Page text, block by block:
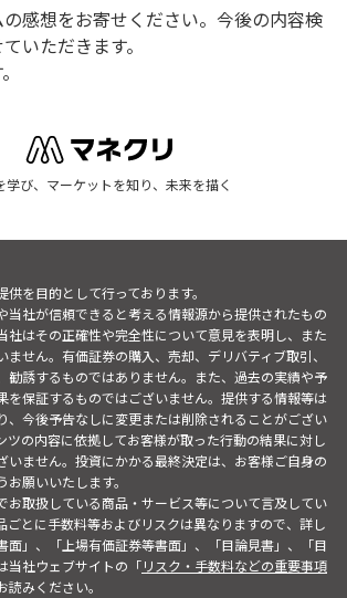
感想をお寄せください。今後の内容検
いただきます。
学び、マーケットを知り、未来を描く
を目的として行っております。
当社が信頼できると考える情報源から提供されたもの
社はその正確性や完全性について意見を表明し、また
せん。有価証券の購入、売却、デリバティブ取引、
勧誘するものではありません。また、過去の実績や予
を保証するものではございません。提供する情報等は
、今後予告なしに変更または削除されることがござい
ツの内容に依拠してお客様が取った行動の結果に対し
いません。投資にかかる最終決定は、お客様ご自身の
願いいたします。
お取扱している商品・サービス等について言及してい
ごとに手数料等およびリスクは異なりますので、詳し
面」、「上場有価証券等書面」、「目論見書」、「目
当社ウェブサイトの「リスク・手数料などの重要事項
読みください。